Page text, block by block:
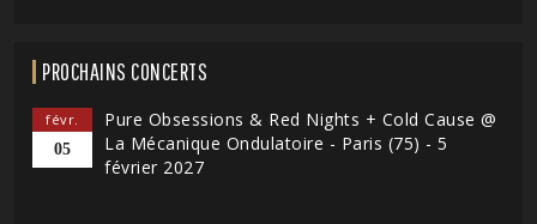
PROCHAINS CONCERTS
févr.
05
Pure Obsessions & Red Nights + Cold Cause @
La Mécanique Ondulatoire - Paris (75) - 5
février 2027